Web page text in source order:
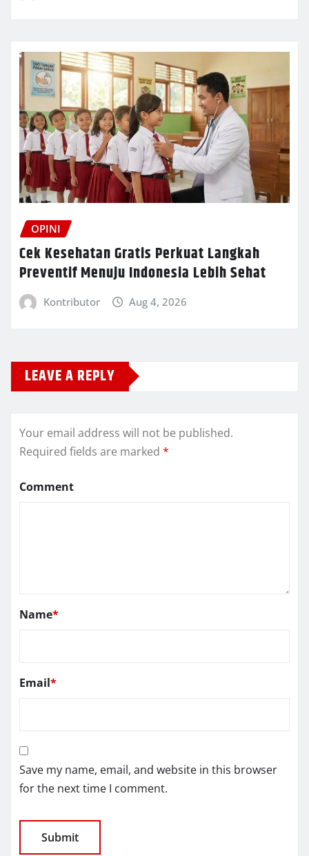
OPINI
Cek Kesehatan Gratis Perkuat Langkah
Preventif Menuju Indonesia Lebih Sehat
Kontributor Aug 4, 2026
LEAVE A REPLY
Your email address will not be published.
Required fields are marked *
Comment
Name*
Email*
Save my name, email, and website in this browser
for the next time I comment.